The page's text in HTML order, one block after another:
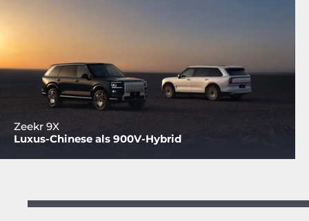
Zeekr 9X
Luxus-Chinese als 900V-Hybrid